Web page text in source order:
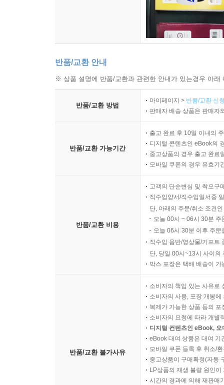
반품/교환 안내
※ 상품 설명에 반품/교환과 관련한 안내가 있는경우 아
반품/교환 방법
마이페이지 > 반품/교환 신
판매자 배송 상품은 판매자
반품/교환 가능기간
출고 완료 후 10일 이내의
디지털 콘텐츠인 eBook의
중고상품의 경우 출고 완료
모바일 쿠폰의 경우 유효기
반품/교환 비용
고객의 단순변심 및 착오구
직수입양서/직수입일서중
단, 아래의 주문/취소 조건
오늘 00시 ~ 06시 30분
오늘 06시 30분 이후 주
직수입 음반/영상물/기프트
단, 당일 00시~13시 사이의
박스 포장은 택배 배송이
반품/교환 불가사유
소비자의 책임 있는 사유로
소비자의 사용, 포장 개봉
복제가 가능한 상품 등의
소비자의 요청에 따라 개별
디지털 컨텐츠인 eBook,
eBook 대여 상품은 대여 기
모바일 쿠폰 등록 후 취소/
중고상품이 구매확정(자동
LP상품의 재생 불량 원인
시간의 경과에 의해 재판매